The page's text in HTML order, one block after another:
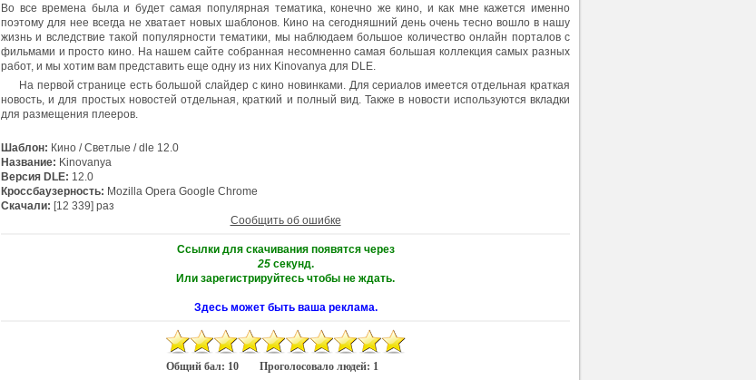
Во все времена была и будет самая популярная тематика, конечно же кино, и как мне кажется именно
поэтому для нее всегда не хватает новых шаблонов. Кино на сегодняшний день очень тесно вошло в нашу
жизнь и вследствие такой популярности тематики, мы наблюдаем большое количество онлайн порталов с
фильмами и просто кино. На нашем сайте собранная несомненно самая большая коллекция самых разных
работ, и мы хотим вам представить еще одну из них Kinovanya для DLE.
На первой странице есть большой слайдер с кино новинками. Для сериалов имеется отдельная краткая
новость, и для простых новостей отдельная, краткий и полный вид. Также в новости используются вкладки
для размещения плееров.
Шаблон: Кино / Светлые / dle 12.0
Название: Kinovanya
Версия DLE: 12.0
Кроссбаузерность: Mozilla Opera Google Chrome
Скачали: [12 339] раз
Сообщить об ошибке
Ссылки для скачивания появятся через
25секунд.
Или зарегистрируйтесь чтобы не ждать.
Здесь может быть ваша реклама.
Общий бал: 10 Проголосовало людей: 1